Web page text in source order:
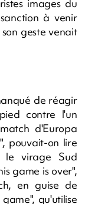
images du
à venir
geste venait
de réagir
contre l'un
d'Europa
pouvait-on lire
le virage Sud
game is over",
en guise de
qu'utilise